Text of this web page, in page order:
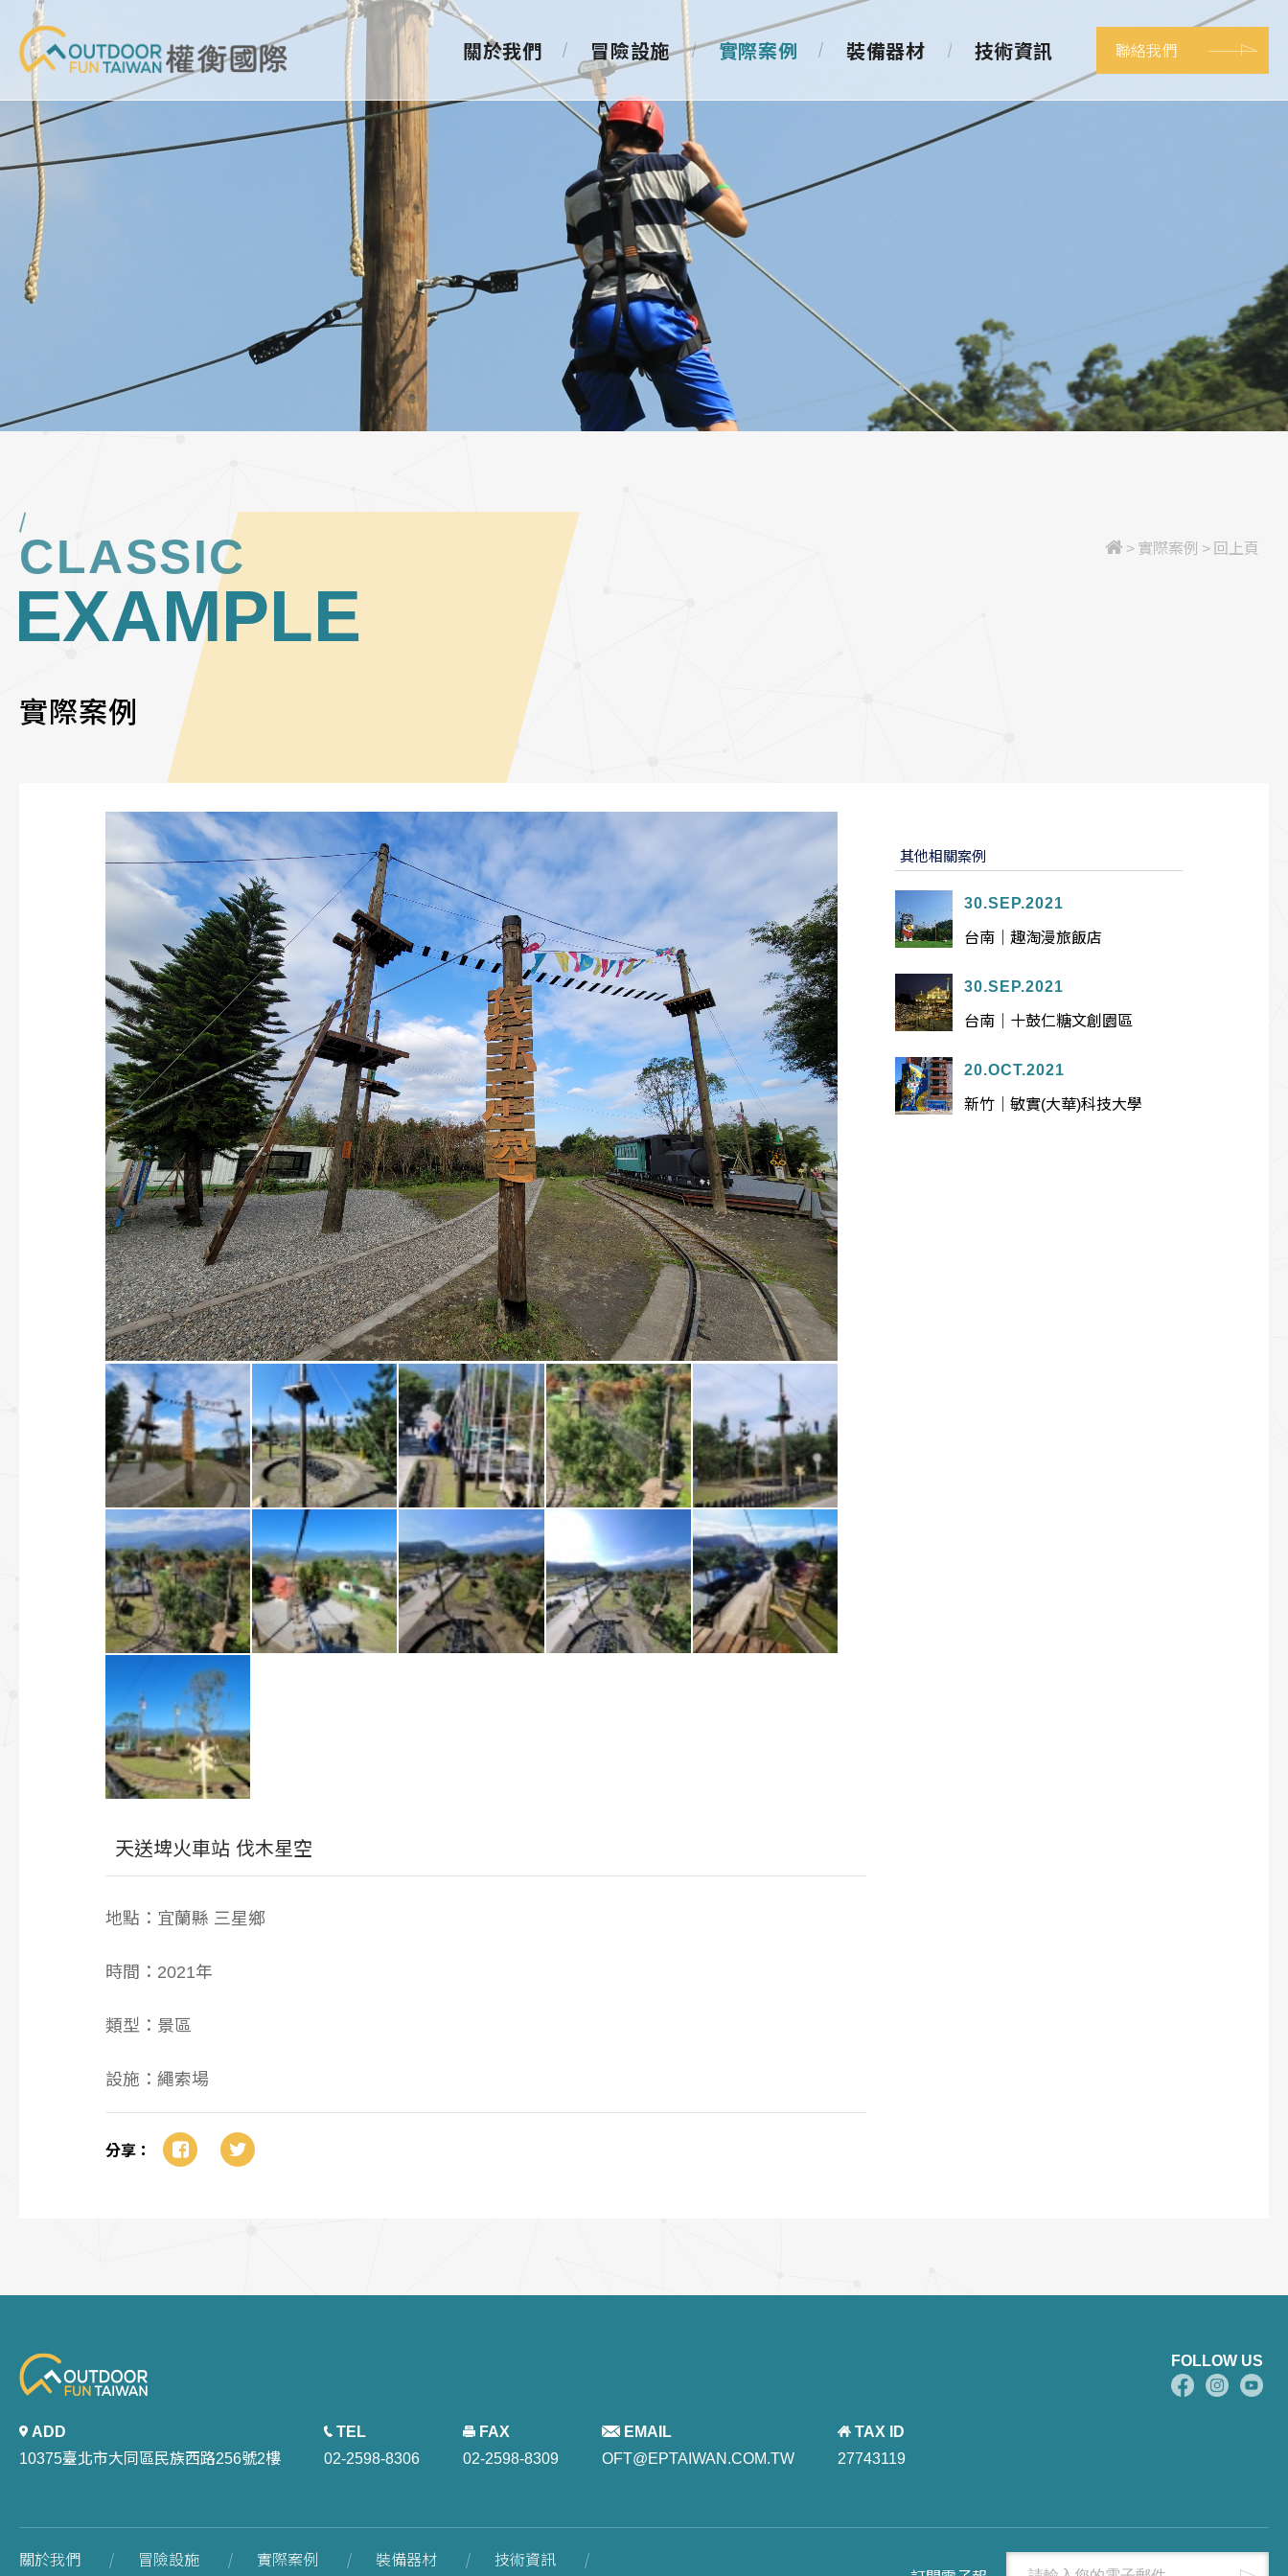
關於我們 冒險設施 實際案例 裝備器材 技術資訊 聯絡我們
CLASSIC
EXAMPLE
實際案例
> 實際案例 > 回上頁
天送埤火車站 伐木星空
地點：宜蘭縣 三星鄉
時間：2021年
類型：景區
設施：繩索場
分享：
其他相關案例
30.SEP.2021
台南｜趣淘漫旅飯店
30.SEP.2021
台南｜十鼓仁糖文創園區
20.OCT.2021
新竹｜敏實(大華)科技大學
ADD
10375臺北市大同區民族西路256號2樓
TEL
02-2598-8306
FAX
02-2598-8309
EMAIL
OFT@EPTAIWAN.COM.TW
TAX ID
27743119
FOLLOW US
關於我們 冒險設施 實際案例 裝備器材
技術資訊